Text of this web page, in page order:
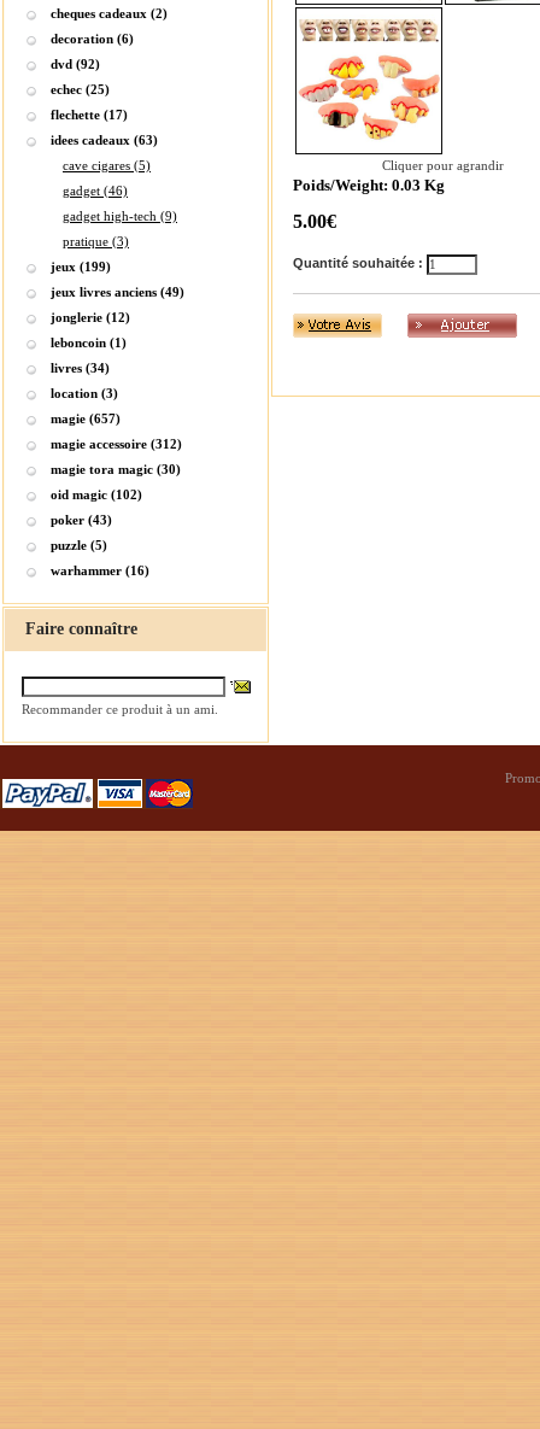
cheques cadeaux (2)
decoration (6)
dvd (92)
echec (25)
flechette (17)
idees cadeaux (63)
cave cigares (5)
gadget (46)
gadget high-tech (9)
pratique (3)
jeux (199)
jeux livres anciens (49)
jonglerie (12)
leboncoin (1)
livres (34)
location (3)
magie (657)
magie accessoire (312)
magie tora magic (30)
oid magic (102)
poker (43)
puzzle (5)
warhammer (16)
Faire connaître
Recommander ce produit à un ami.
Cliquer pour agrandir
Poids/Weight: 0.03 Kg
5.00€
Quantité souhaitée :